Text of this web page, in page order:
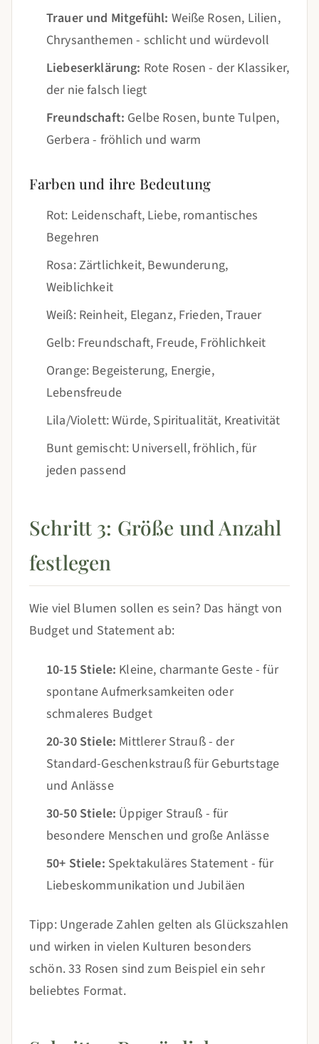
Trauer und Mitgefühl: Weiße Rosen, Lilien,
Chrysanthemen - schlicht und würdevoll
Liebeserklärung: Rote Rosen - der Klassiker,
der nie falsch liegt
Freundschaft: Gelbe Rosen, bunte Tulpen,
Gerbera - fröhlich und warm
Farben und ihre Bedeutung
Rot: Leidenschaft, Liebe, romantisches
Begehren
Rosa: Zärtlichkeit, Bewunderung,
Weiblichkeit
Weiß: Reinheit, Eleganz, Frieden, Trauer
Gelb: Freundschaft, Freude, Fröhlichkeit
Orange: Begeisterung, Energie,
Lebensfreude
Lila/Violett: Würde, Spiritualität, Kreativität
Bunt gemischt: Universell, fröhlich, für
jeden passend
Schritt 3: Größe und Anzahl
festlegen
Wie viel Blumen sollen es sein? Das hängt von
Budget und Statement ab:
10-15 Stiele: Kleine, charmante Geste - für
spontane Aufmerksamkeiten oder
schmaleres Budget
20-30 Stiele: Mittlerer Strauß - der
Standard-Geschenkstrauß für Geburtstage
und Anlässe
30-50 Stiele: Üppiger Strauß - für
besondere Menschen und große Anlässe
50+ Stiele: Spektakuläres Statement - für
Liebeskommunikation und Jubiläen
Tipp: Ungerade Zahlen gelten als Glückszahlen
und wirken in vielen Kulturen besonders
schön. 33 Rosen sind zum Beispiel ein sehr
beliebtes Format.